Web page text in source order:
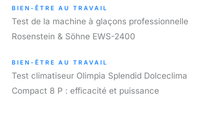
BIEN-ÊTRE AU TRAVAIL
Test de la machine à glaçons professionnelle
Rosenstein & Söhne EWS-2400
BIEN-ÊTRE AU TRAVAIL
Test climatiseur Olimpia Splendid Dolceclima
Compact 8 P : efficacité et puissance